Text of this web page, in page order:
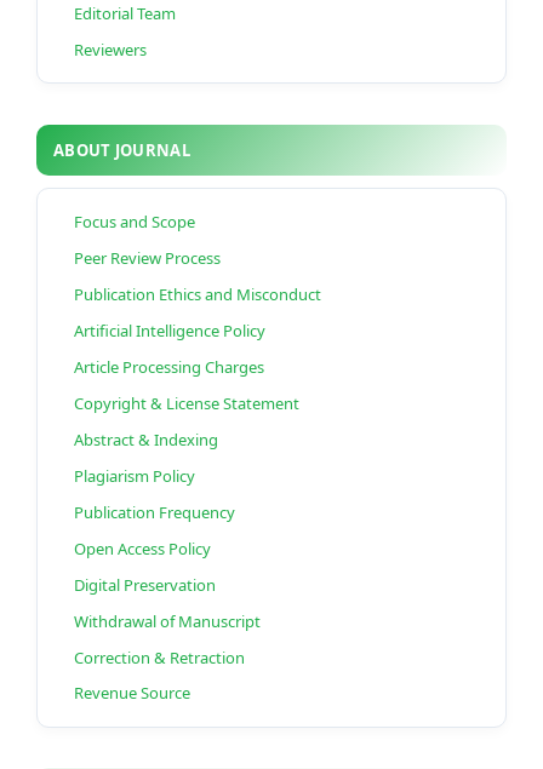
Editorial Team
Reviewers
ABOUT JOURNAL
Focus and Scope
Peer Review Process
Publication Ethics and Misconduct
Artificial Intelligence Policy
Article Processing Charges
Copyright & License Statement
Abstract & Indexing
Plagiarism Policy
Publication Frequency
Open Access Policy
Digital Preservation
Withdrawal of Manuscript
Correction & Retraction
Revenue Source